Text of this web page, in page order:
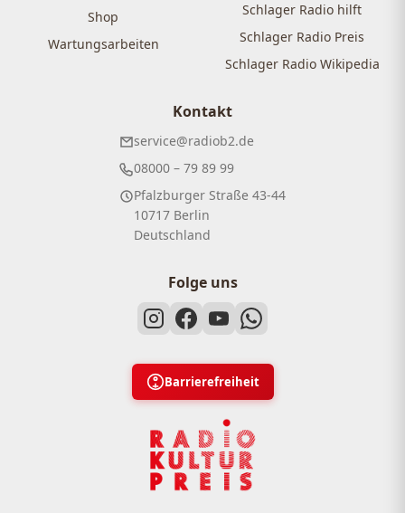
Shop
Wartungsarbeiten
Schlager Radio hilft
Schlager Radio Preis
Schlager Radio Wikipedia
Kontakt
service@radiob2.de
08000 – 79 89 99
Pfalzburger Straße 43-44
10717 Berlin
Deutschland
Folge uns
Barrierefreiheit